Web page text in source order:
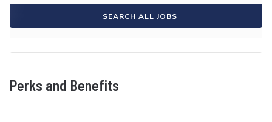
SEARCH ALL JOBS
Perks and Benefits